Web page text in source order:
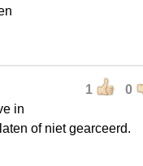
1 0
in
of niet gearceerd.